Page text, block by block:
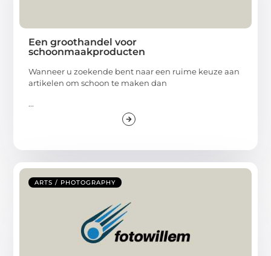
Een groothandel voor
schoonmaakproducten
Wanneer u zoekende bent naar een ruime keuze aan
artikelen om schoon te maken dan
...
ARTS / PHOTOGRAPHY